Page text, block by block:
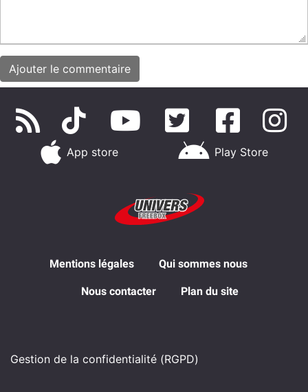
App store Play Store
Mentions légales Qui sommes nous
Nous contacter Plan du site
Gestion de la confidentialité (RGPD)